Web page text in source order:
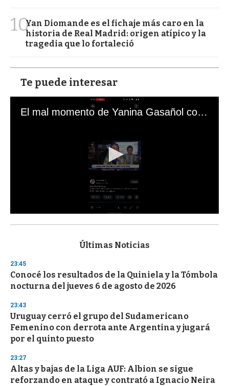
10Yan Diomande es el fichaje más caro en la
historia de Real Madrid: origen atípico y la
tragedia que lo fortaleció
Te puede interesar
El mal momento de Yanina Gasañol con un hincha argentino en "Subrayado"
s
d
s
o
f
3
s
e
c
o
d
s
Últimas Noticias
23:45
Conocé los resultados de la Quiniela y la Tómbola
nocturna del jueves 6 de agosto de 2026
23:43
Uruguay cerró el grupo del Sudamericano
Femenino con derrota ante Argentina y jugará
por el quinto puesto
23:27
Altas y bajas de la Liga AUF: Albion se sigue
reforzando en ataque y contrató a Ignacio Neira